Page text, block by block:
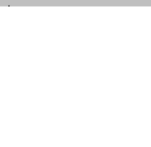
:שעות פעילות